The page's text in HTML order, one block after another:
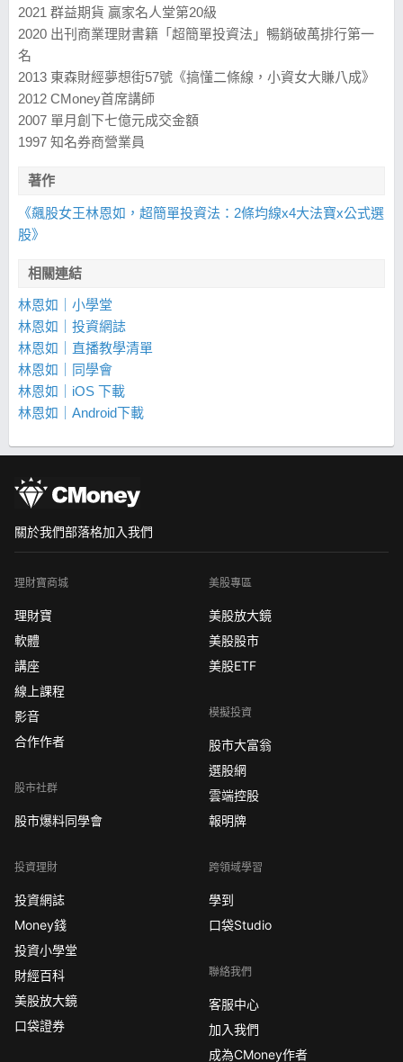
2021 群益期貨 贏家名人堂第20級
2020 出刊商業理財書籍「超簡單投資法」暢銷破萬排行第一
名
2013 東森財經夢想街57號《搞懂二條線，小資女大賺八成》
2012 CMoney首席講師
2007 單月創下七億元成交金額
1997 知名券商營業員
著作
《飆股女王林恩如，超簡單投資法：2條均線x4大法寶x公式選
股》
相關連結
林恩如｜小學堂
林恩如｜投資網誌
林恩如｜直播教學清單
林恩如｜同學會
林恩如｜iOS 下載
林恩如｜Android下載
關於我們部落格加入我們
理財寶商城
理財寶
軟體
講座
線上課程
影音
合作作者
股市社群
股市爆料同學會
投資理財
投資網誌
Money錢
投資小學堂
財經百科
美股放大鏡
口袋證券
美股專區
美股放大鏡
美股股市
美股ETF
模擬投資
股市大富翁
選股網
雲端控股
報明牌
跨領域學習
學到
口袋Studio
聯絡我們
客服中心
加入我們
成為CMoney作者